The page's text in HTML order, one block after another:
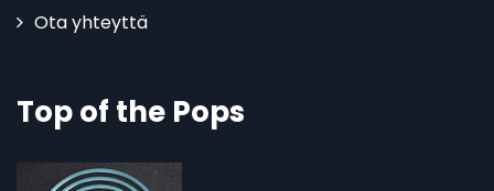
Ota yhteyttä
Top of the Pops